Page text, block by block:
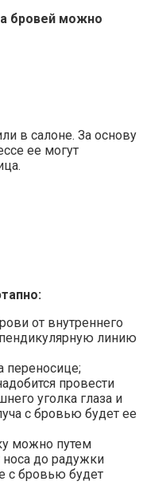
бровей можно
в салоне. За основу
ее могут
от внутреннего
линию
переносице;
провести
уголка глаза и
с бровью будет ее
можно путем
до радужки
с бровью будет